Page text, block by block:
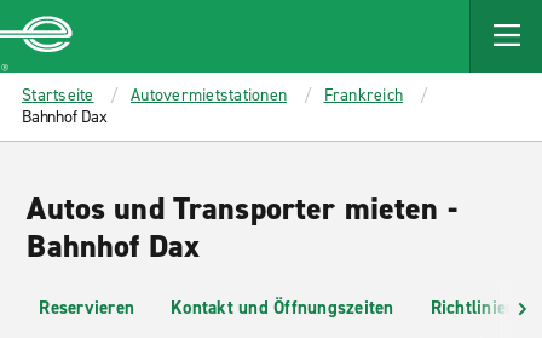
MAIN
CONTENT
Enterprise
Startseite Autovermietstationen
Frankreich
Bahnhof Dax
Autos und Transporter mieten -
Bahnhof Dax
Reservieren Kontakt und Öffnungszeiten Richtlinien